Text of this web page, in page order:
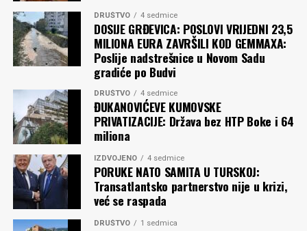
DRUŠTVO 4 sedmice
DOSIJE GRĐEVICA: POSLOVI VRIJEDNI 23,5
MILIONA EURA ZAVRŠILI KOD GEMMAXA:
Poslije nadstrešnice u Novom Sadu
gradiće po Budvi
DRUŠTVO 4 sedmice
ĐUKANOVIĆEVE KUMOVSKE
PRIVATIZACIJE: Država bez HTP Boke i 64
miliona
IZDVOJENO 4 sedmice
PORUKE NATO SAMITA U TURSKOJ:
Transatlantsko partnerstvo nije u krizi,
već se raspada
DRUŠTVO 1 sedmica